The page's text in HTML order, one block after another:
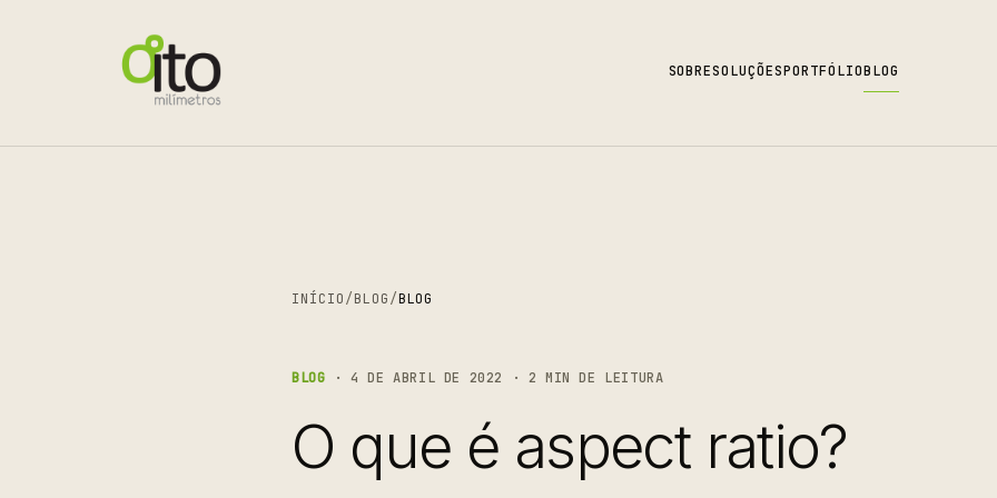
SOBRESOLUÇÕESPORTFÓLIOBLOG
INÍCIO/BLOG/BLOG
BLOG · 4 DE ABRIL DE 2022 · 2 MIN DE LEITURA
O que é aspect ratio?